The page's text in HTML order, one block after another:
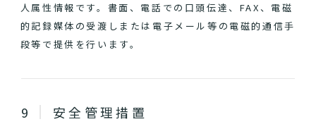
人属性情報です。書面、電話での口頭伝達、FAX、電磁
的記録媒体の受渡しまたは電子メール等の電磁的通信手
段等で提供を行います。
安全管理措置